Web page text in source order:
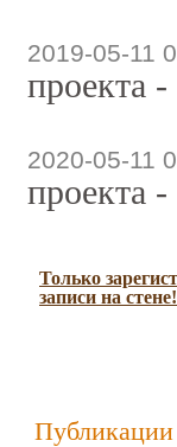
2019-05-11
проекта
2020-05-11
проекта
Только
записи на стене!
Публикации